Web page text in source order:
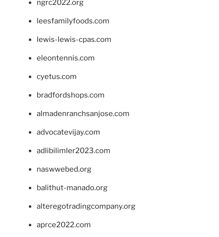
ngrc2022.org
leesfamilyfoods.com
lewis-lewis-cpas.com
eleontennis.com
cyetus.com
bradfordshops.com
almadenranchsanjose.com
advocatevijay.com
adlibilimler2023.com
naswwebed.org
balithut-manado.org
alteregotradingcompany.org
aprce2022.com